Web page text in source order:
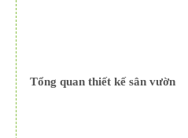
Tổng quan thiết kế sân vườn